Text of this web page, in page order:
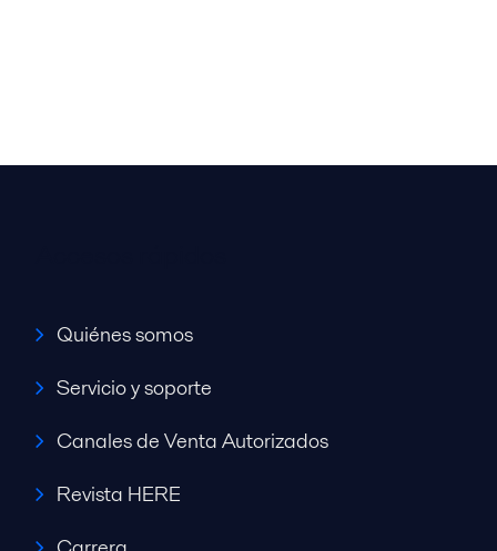
Quiénes somos
Servicio y soporte
Canales de Venta Autorizados
Revista HERE